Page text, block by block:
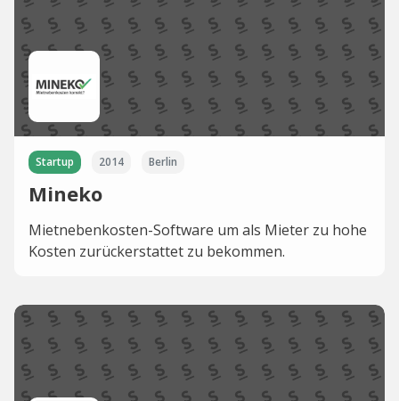
Startup 2014 Berlin
Mineko
Mietnebenkosten-Software um als Mieter zu hohe
Kosten zurückerstattet zu bekommen.